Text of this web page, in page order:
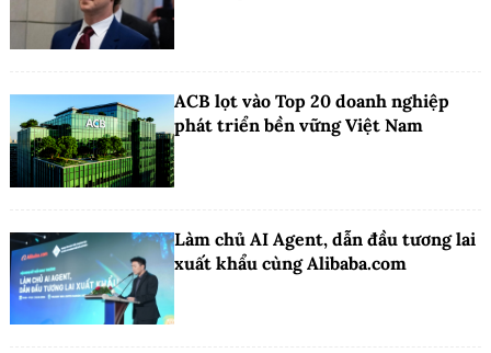
ACB lọt vào Top 20 doanh nghiệp
phát triển bền vững Việt Nam
Làm chủ AI Agent, dẫn đầu tương lai
xuất khẩu cùng Alibaba.com